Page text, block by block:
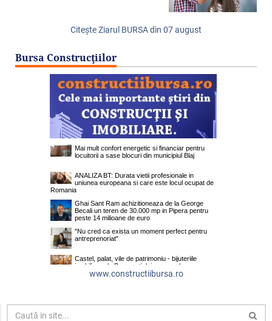
Citeşte Ziarul BURSA din 07 august
Bursa Construcţiilor
www.constructiibursa.ro